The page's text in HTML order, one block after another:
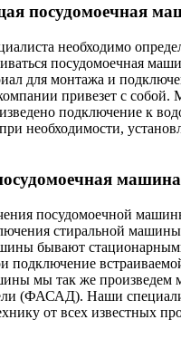
посудомоечная
необходимо
посудомоечная
для монтажа и
привезет с
подключение к
необходимости,
машина
посудомоечной
стиральной
бывают
подключение
мы так же произведем
(ФАСАД). Наши
от всех известных